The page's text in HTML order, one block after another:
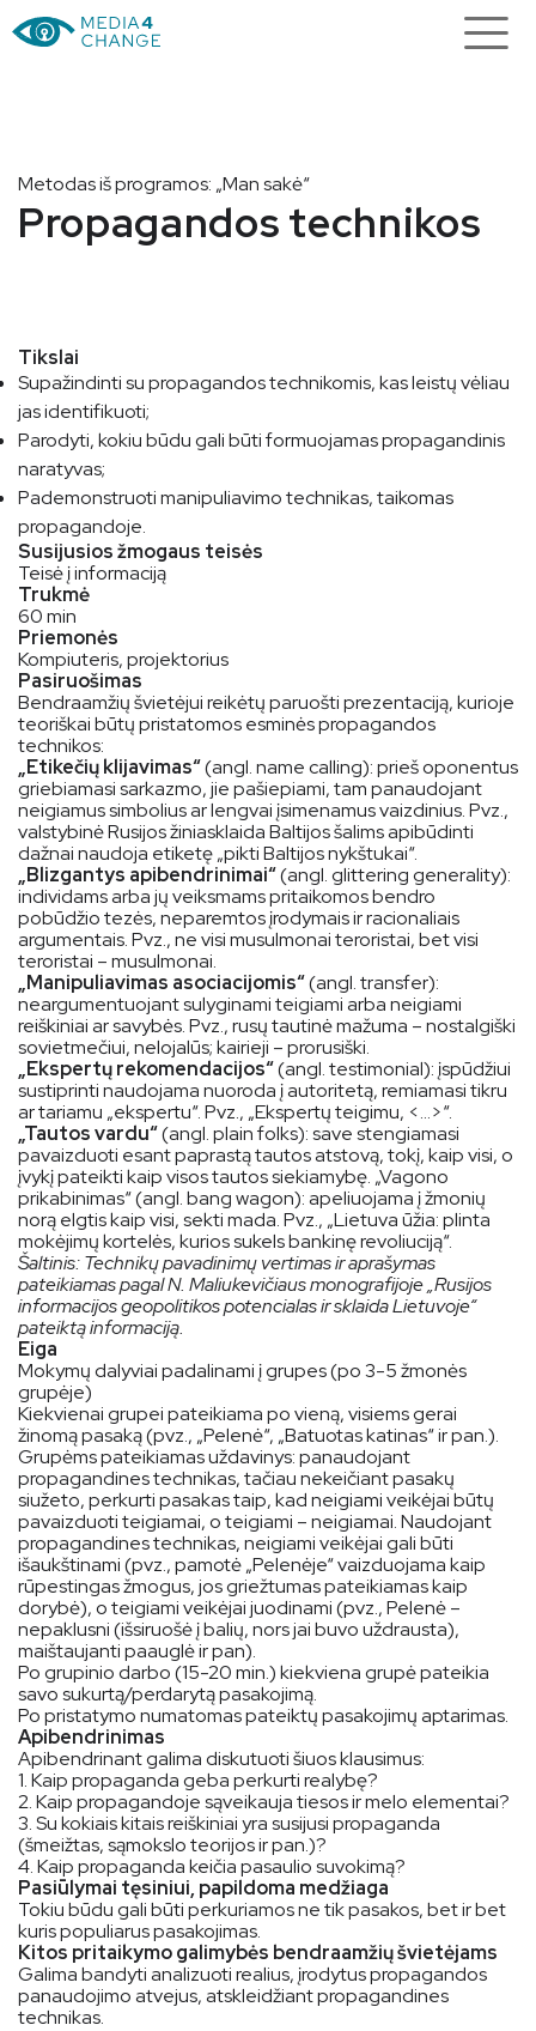
Metodas iš programos: „Man sakė“
Propagandos technikos
Tikslai
Supažindinti su propagandos technikomis, kas leistų vėliau
jas identifikuoti;
Parodyti, kokiu būdu gali būti formuojamas propagandinis
naratyvas;
Pademonstruoti manipuliavimo technikas, taikomas
propagandoje.
Susijusios žmogaus teisės
Teisė į informaciją
Trukmė
60 min
Priemonės
Kompiuteris, projektorius
Pasiruošimas
Bendraamžių švietėjui reikėtų paruošti prezentaciją, kurioje
teoriškai būtų pristatomos esminės propagandos
technikos:
„Etikečių klijavimas“(angl. name calling): prieš oponentus
griebiamasi sarkazmo, jie pašiepiami, tam panaudojant
neigiamus simbolius ar lengvai įsimenamus vaizdinius. Pvz.,
valstybinė Rusijos žiniasklaida Baltijos šalims apibūdinti
dažnai naudoja etiketę „pikti Baltijos nykštukai“.
„Blizgantys apibendrinimai“(angl. glittering generality):
individams arba jų veiksmams pritaikomos bendro
pobūdžio tezės, neparemtos įrodymais ir racionaliais
argumentais. Pvz., ne visi musulmonai teroristai, bet visi
teroristai – musulmonai.
„Manipuliavimas asociacijomis“(angl. transfer):
neargumentuojant sulyginami teigiami arba neigiami
reiškiniai ar savybės. Pvz., rusų tautinė mažuma – nostalgiški
sovietmečiui, nelojalūs; kairieji – prorusiški.
„Ekspertų rekomendacijos“(angl. testimonial): įspūdžiui
sustiprinti naudojama nuoroda į autoritetą, remiamasi tikru
ar tariamu „ekspertu“. Pvz., „Ekspertų teigimu, <…>“.
„Tautos vardu“(angl. plain folks): save stengiamasi
pavaizduoti esant paprastą tautos atstovą, tokį, kaip visi, o
įvykį pateikti kaip visos tautos siekiamybę. „Vagono
prikabinimas“ (angl. bang wagon): apeliuojama į žmonių
norą elgtis kaip visi, sekti mada. Pvz., „Lietuva ūžia: plinta
mokėjimų kortelės, kurios sukels bankinę revoliuciją“.
Šaltinis: Technikų pavadinimų vertimas ir aprašymas
pateikiamas pagal N. Maliukevičiaus monografijoje „Rusijos
informacijos geopolitikos potencialas ir sklaida Lietuvoje“
pateiktą informaciją.
Eiga
Mokymų dalyviai padalinami į grupes (po 3-5 žmonės
grupėje)
Kiekvienai grupei pateikiama po vieną, visiems gerai
žinomą pasaką (pvz., „Pelenė“, „Batuotas katinas“ ir pan.).
Grupėms pateikiamas uždavinys: panaudojant
propagandines technikas, tačiau nekeičiant pasakų
siužeto, perkurti pasakas taip, kad neigiami veikėjai būtų
pavaizduoti teigiamai, o teigiami – neigiamai. Naudojant
propagandines technikas, neigiami veikėjai gali būti
išaukštinami (pvz., pamotė „Pelenėje“ vaizduojama kaip
rūpestingas žmogus, jos griežtumas pateikiamas kaip
dorybė), o teigiami veikėjai juodinami (pvz., Pelenė –
nepaklusni (išsiruošė į balių, nors jai buvo uždrausta),
maištaujanti paauglė ir pan).
Po grupinio darbo (15-20 min.) kiekviena grupė pateikia
savo sukurtą/perdarytą pasakojimą.
Po pristatymo numatomas pateiktų pasakojimų aptarimas.
Apibendrinimas
Apibendrinant galima diskutuoti šiuos klausimus:
1. Kaip propaganda geba perkurti realybę?
2. Kaip propagandoje sąveikauja tiesos ir melo elementai?
3. Su kokiais kitais reiškiniai yra susijusi propaganda
(šmeižtas, sąmokslo teorijos ir pan.)?
4. Kaip propaganda keičia pasaulio suvokimą?
Pasiūlymai tęsiniui, papildoma medžiaga
Tokiu būdu gali būti perkuriamos ne tik pasakos, bet ir bet
kuris populiarus pasakojimas.
Kitos pritaikymo galimybės bendraamžių švietėjams
Galima bandyti analizuoti realius, įrodytus propagandos
panaudojimo atvejus, atskleidžiant propagandines
technikas.